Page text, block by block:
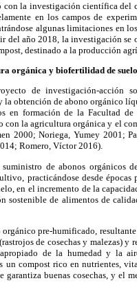
la investigación científica del
en los campos de
algunas limitaciones en
del año 2018, la investigación se
destinado a la producción
orgánica y biofertilidad de
de investigación-acción
la obtención de abono orgánico
en formación de la Facultad
con la agricultura orgánica y el
2000; Noriega, Yumey 2001;
Romero, Víctor 2016).
de abonos orgánicos
practicándose desde
en el incremento de la
sostenible de alimentos de
orgánico pre-humificado,
de cosechas y malezas)
de la humedad y la
compost rico en nutrientes,
garantiza buenas cosechas, y el